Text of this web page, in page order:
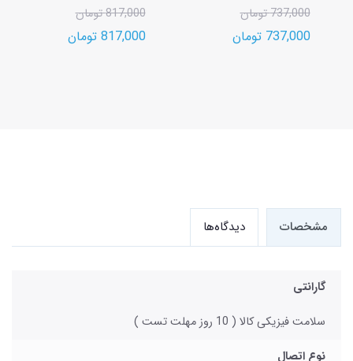
737,000 تومان
737,000 تومان
817,000 تومان
817,000 تومان
مشخصات دیدگاه‌ها
گارانتی
سلامت فیزیکی کالا ( 10 روز مهلت تست )
نوع اتصال